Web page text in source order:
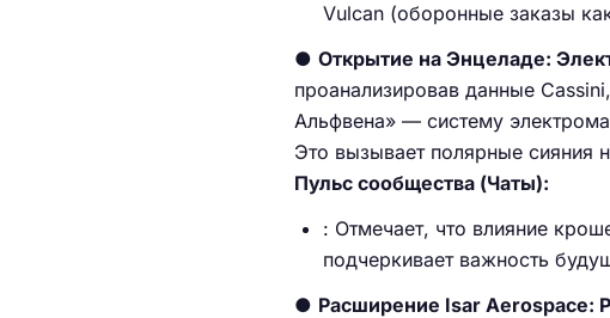
Vulcan (оборонные заказы
● Открытие на Энцеладе:
проанализировав данные
Альфвена» — систему
Это вызывает полярные сияния
Пульс сообщества (Чаты):
: Отмечает, что влияние
подчеркивает важность
● Расширение Isar Aerospace: